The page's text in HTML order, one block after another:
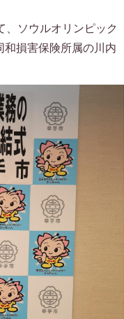
、ソウルオリンピック
和損害保険所属の川内